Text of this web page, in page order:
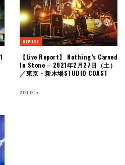
REPORT
【Live Report】 Nothing’s Carved
In Stone – 2021年2月27日（土）
／東京・新木場STUDIO COAST
2021.03.15